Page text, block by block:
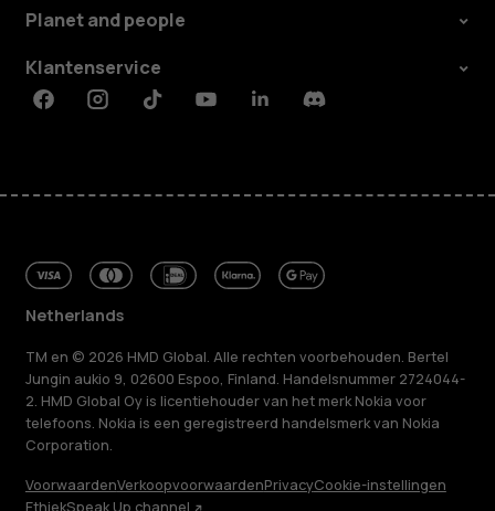
Planet and people
Klantenservice
FacebookInstagramTiktokYoutubeLinkedinDiscord
Netherlands
TM en © 2026 HMD Global. Alle rechten voorbehouden. Bertel
Jungin aukio 9, 02600 Espoo, Finland. Handelsnummer 2724044-
2. HMD Global Oy is licentiehouder van het merk Nokia voor
telefoons. Nokia is een geregistreerd handelsmerk van Nokia
Corporation.
VoorwaardenVerkoopvoorwaardenPrivacyCookie-instellingen
EthiekSpeak Up channel